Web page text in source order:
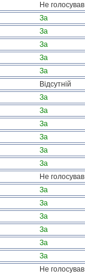
Не голосував
За
За
За
За
За
Відсутній
За
За
За
За
За
За
Не голосував
За
За
За
За
За
За
Не голосував